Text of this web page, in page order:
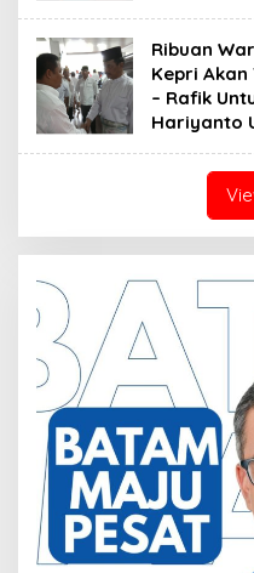
Ribuan
Kepri Akan
– Rafik
Hariyanto